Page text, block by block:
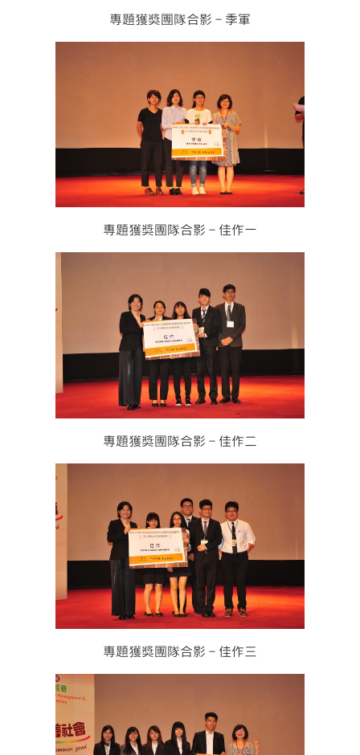
專題獲獎團隊合影－季軍
專題獲獎團隊合影－佳作一
專題獲獎團隊合影－佳作二
專題獲獎團隊合影－佳作三